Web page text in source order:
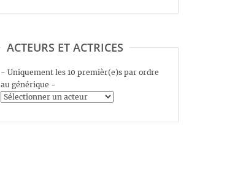
ACTEURS ET ACTRICES
- Uniquement les 10 premièr(e)s par ordre
au générique -